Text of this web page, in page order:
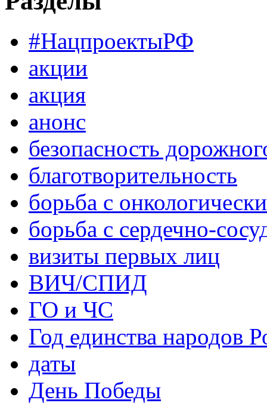
#НацпроектыРФ
акции
акция
анонс
безопасность
благотворительность
борьба с
борьба с сердечно-
визиты первых лиц
ВИЧ/СПИД
ГО и ЧС
Год единства народов
даты
День Победы